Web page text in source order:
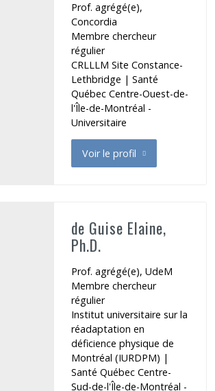
Prof. agrégé(e),
Concordia
Membre chercheur
régulier
CRLLLM Site Constance-
Lethbridge | Santé
Québec Centre-Ouest-de-
l'Île-de-Montréal -
Universitaire
Voir le profil
de de Almeida Roberto G.
de Guise Elaine,
Ph.D.
Prof. agrégé(e), UdeM
Membre chercheur
régulier
Institut universitaire sur la
réadaptation en
déficience physique de
Montréal (IURDPM) |
Santé Québec Centre-
Sud-de-l'Île-de-Montréal -